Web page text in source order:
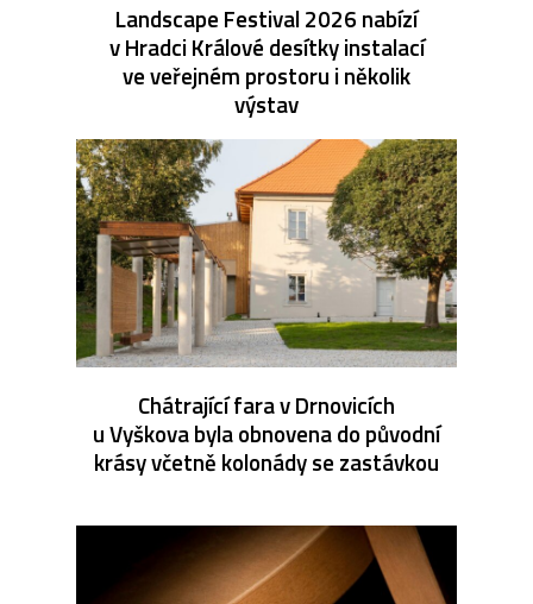
Landscape Festival 2026 nabízí
v Hradci Králové desítky instalací
ve veřejném prostoru i několik
výstav
Chátrající fara v Drnovicích
u Vyškova byla obnovena do původní
krásy včetně kolonády se zastávkou